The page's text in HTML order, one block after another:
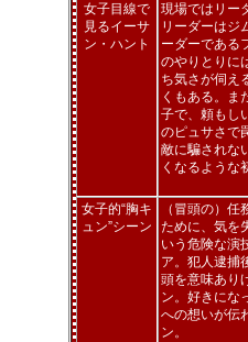
女子目線で
見るイーサ
ン・ハント
現場ではリー
リーダーはジ
ーダーである
のやりとりに
ち気さが伺え
くもある。ま
子で、頼もし
のピュサさで
敵に騙されな
くなるような
女子的“胸キ
ュン”シーン
（冒頭の）
ために、気を
いう危険な演
ア。犯人逮捕
頭を意味あり
ン。好きにな
への想いが伝
ン。